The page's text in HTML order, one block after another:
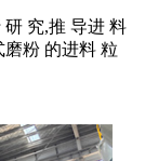
究,推 导进 料
粉 的进料 粒